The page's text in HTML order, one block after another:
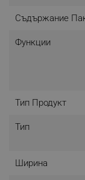
Съдържание
Функции
Тип Продукт
Тип
Ширина